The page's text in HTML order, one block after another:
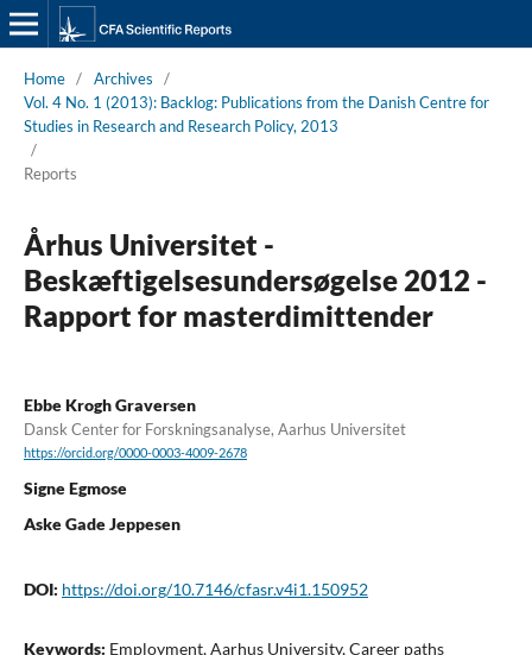
Home / Archives
/
Vol. 4 No. 1 (2013): Backlog: Publications from the Danish Centre for
Studies in Research and Research Policy, 2013
/
Reports
Århus Universitet -
Beskæftigelsesundersøgelse 2012 -
Rapport for masterdimittender
Ebbe Krogh Graversen
Dansk Center for Forskningsanalyse, Aarhus Universitet
https://orcid.org/0000-0003-4009-2678
Signe Egmose
Aske Gade Jeppesen
DOI: https://doi.org/10.7146/cfasr.v4i1.150952
Keywords: Employment, Aarhus University, Career paths